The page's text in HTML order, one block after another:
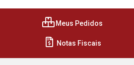
Meus Pedidos
Notas Fiscais